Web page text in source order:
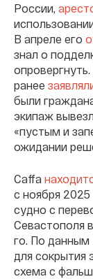
России,
В апреле его
знал о
ранее
были
экипаж
«пустым и
ожидании
Caffa
с ноября 2025
судно с
Севастополя
го. По данным
для сокрытия
схема с